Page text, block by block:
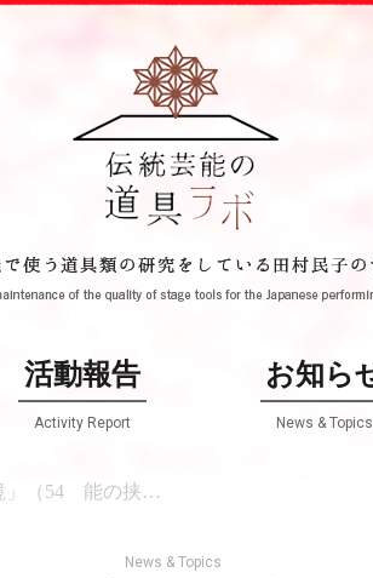
活動報告
Activity Report
お知ら
News & Topics
）が掲載されました
News & Topics